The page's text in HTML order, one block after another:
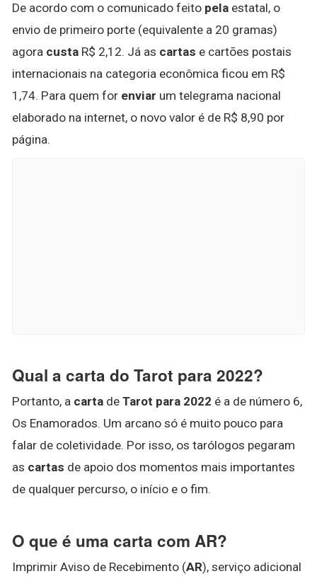
De acordo com o comunicado feito pela estatal, o
envio de primeiro porte (equivalente a 20 gramas)
agora custa R$ 2,12. Já as cartas e cartões postais
internacionais na categoria econômica ficou em R$
1,74. Para quem for enviar um telegrama nacional
elaborado na internet, o novo valor é de R$ 8,90 por
página.
Qual a carta do Tarot para 2022?
Portanto, a carta de Tarot para 2022 é a de número 6,
Os Enamorados. Um arcano só é muito pouco para
falar de coletividade. Por isso, os tarólogos pegaram
as cartas de apoio dos momentos mais importantes
de qualquer percurso, o início e o fim.
O que é uma carta com AR?
Imprimir Aviso de Recebimento (AR), serviço adicional